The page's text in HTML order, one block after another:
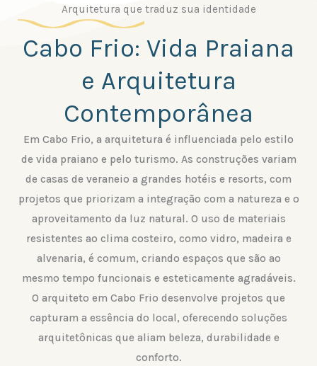
Arquitetura que traduz sua identidade
Cabo Frio: Vida Praiana
e Arquitetura
Contemporânea
Em Cabo Frio, a arquitetura é influenciada pelo estilo
de vida praiano e pelo turismo. As construções variam
de casas de veraneio a grandes hotéis e resorts, com
projetos que priorizam a integração com a natureza e o
aproveitamento da luz natural. O uso de materiais
resistentes ao clima costeiro, como vidro, madeira e
alvenaria, é comum, criando espaços que são ao
mesmo tempo funcionais e esteticamente agradáveis.
O arquiteto em Cabo Frio desenvolve projetos que
capturam a essência do local, oferecendo soluções
arquitetônicas que aliam beleza, durabilidade e
conforto.